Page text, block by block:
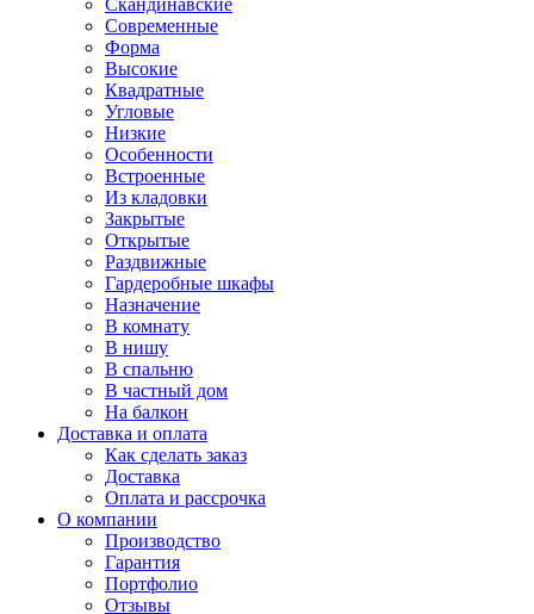
Скандинавские
Современные
Форма
Высокие
Квадратные
Угловые
Низкие
Особенности
Встроенные
Из кладовки
Закрытые
Открытые
Раздвижные
Гардеробные шкафы
Назначение
В комнату
В нишу
В спальню
В частный дом
На балкон
Доставка и оплата
Как сделать заказ
Доставка
Оплата и рассрочка
О компании
Производство
Гарантия
Портфолио
Отзывы